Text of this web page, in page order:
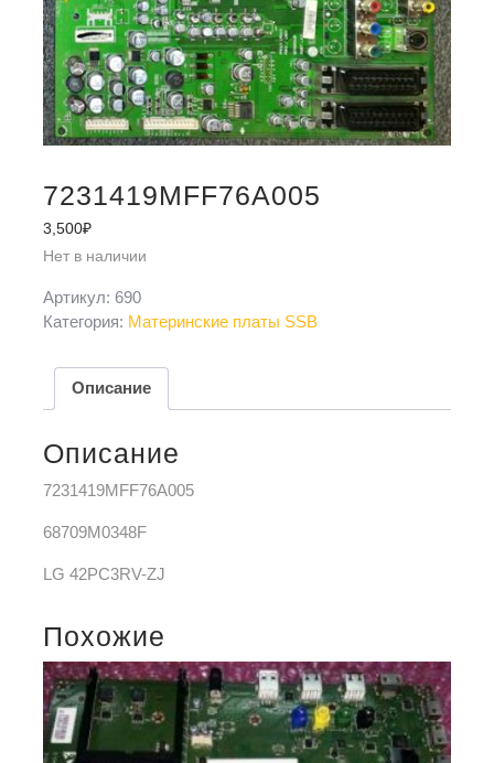
7231419MFF76A005
3,500₽
Нет в наличии
Артикул: 690
Категория: Материнские платы SSB
Описание
Описание
7231419MFF76A005
68709M0348F
LG 42PC3RV-ZJ
Похожие